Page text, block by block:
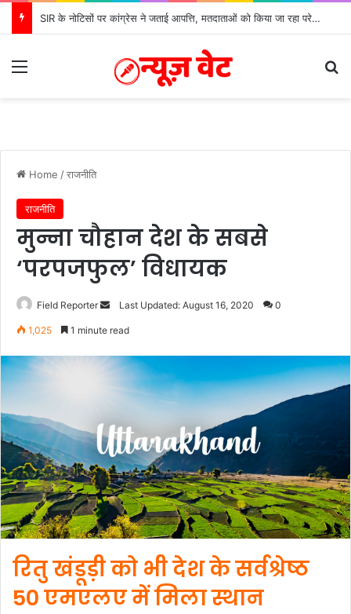
SIR के नोटिसों पर कांग्रेस ने जताई आपत्ति, मतदाताओं को किया जा रहा परेशान: बोले राष्ट्रीय प्रवक्ता आलोक शर्मा
Menu
Home /राजनीति
राजनीति
मुन्ना चौहान देश के सबसे
‘परपजफुल’ विधायक
Field Reporter
SendLast Updated: August 16, 2020 0
1,025 1 minute read
रितु खंडूड़ी को भी देश के सर्वश्रेष्ठ
50 एमएलए में मिला स्थान